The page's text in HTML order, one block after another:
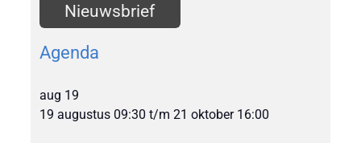
Nieuwsbrief
Agenda
aug 19
19 augustus 09:30 t/m21 oktober 16:00